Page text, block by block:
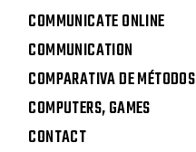
COMMUNICATE ONLINE
COMMUNICATION
COMPARATIVA DE MÉTODOS
COMPUTERS, GAMES
CONTACT